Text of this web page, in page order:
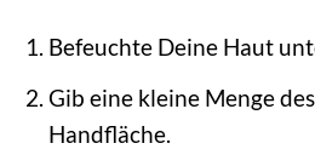
Befeuchte Deine Haut
Gib eine kleine Menge
Handfläche.